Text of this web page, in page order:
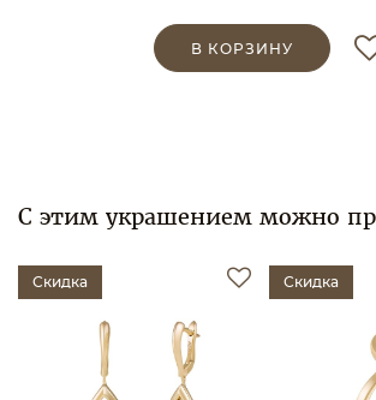
В КОРЗИНУ
С этим украшением можно
Скидка Скидка